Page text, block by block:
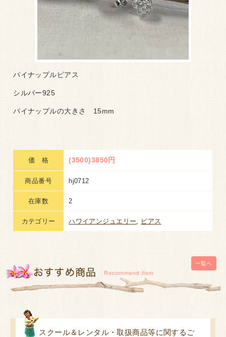
パイナップルピアス
シルバー925
パイナップルの大きさ 15mm
価 格 (3500)3850円
商品番号 hj0712
在庫数 2
カテゴリー ハワイアンジュエリー, ピアス
一覧へ
スクール＆レンタル・取扱商品等に関するご